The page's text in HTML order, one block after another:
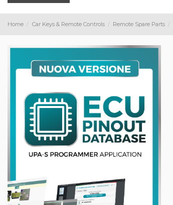
Home Car Keys & Remote Controls Remote Spare Parts